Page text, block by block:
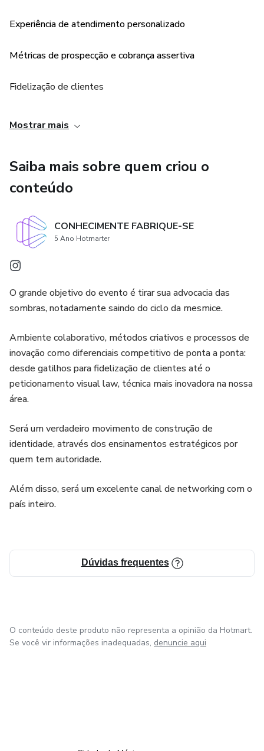
Experiência de atendimento personalizado
Métricas de prospecção e cobrança assertiva
Fidelização de clientes
Mostrar mais
Saiba mais sobre quem criou o
conteúdo
CONHECIMENTE FABRIQUE-SE
5 Ano Hotmarter
O grande objetivo do evento é tirar sua advocacia das
sombras, notadamente saindo do ciclo da mesmice.
Ambiente colaborativo, métodos criativos e processos de
inovação como diferenciais competitivo de ponta a ponta:
desde gatilhos para fidelização de clientes até o
peticionamento visual law, técnica mais inovadora na nossa
área.
Será um verdadeiro movimento de construção de
identidade, através dos ensinamentos estratégicos por
quem tem autoridade.
Além disso, será um excelente canal de networking com o
país inteiro.
Dúvidas frequentes
O conteúdo deste produto não representa a opinião da Hotmart.
Se você vir informações inadequadas, denuncie aqui